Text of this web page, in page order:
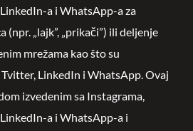
a i WhatsApp-a za
(npr. „lajk”, „prikači”) ili deljenje
mrežama kao što su
LinkedIn i WhatsApp. Ovaj
izvedenim sa Instagrama,
a i WhatsApp-a i